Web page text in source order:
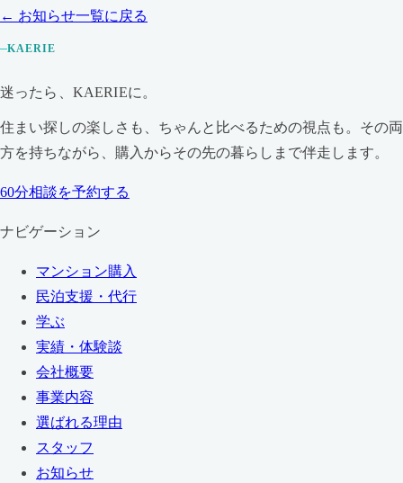
← お知らせ一覧に戻る
KAERIE
迷ったら、KAERIEに。
住まい探しの楽しさも、ちゃんと比べるための視点も。その両
方を持ちながら、購入からその先の暮らしまで伴走します。
60分相談を予約する
ナビゲーション
マンション購入
民泊支援・代行
学ぶ
実績・体験談
会社概要
事業内容
選ばれる理由
スタッフ
お知らせ